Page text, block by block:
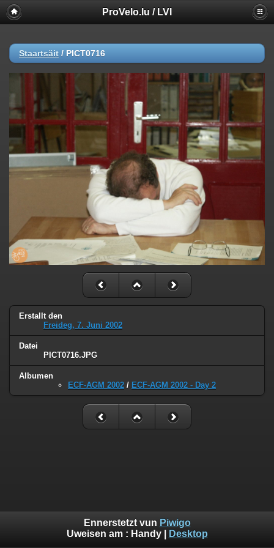
ProVelo.lu / LVI
Staartsäit / PICT0716
Erstallt den
Freideg, 7. Juni 2002
Datei
PICT0716.JPG
Albumen
ECF-AGM 2002 / ECF-AGM 2002 - Day 2
Ennerstetzt vun Piwigo
Uweisen am : Handy| Desktop